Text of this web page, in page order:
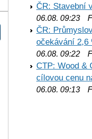
ČR: Stavební
06.08. 09:23
ČR:
očekávání 2,6
06.08. 09:22
CTP: Wood &
cílovou cenu
06.08. 09:13